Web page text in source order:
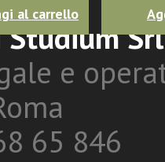
al carrello
Studium Srl
e
65 846